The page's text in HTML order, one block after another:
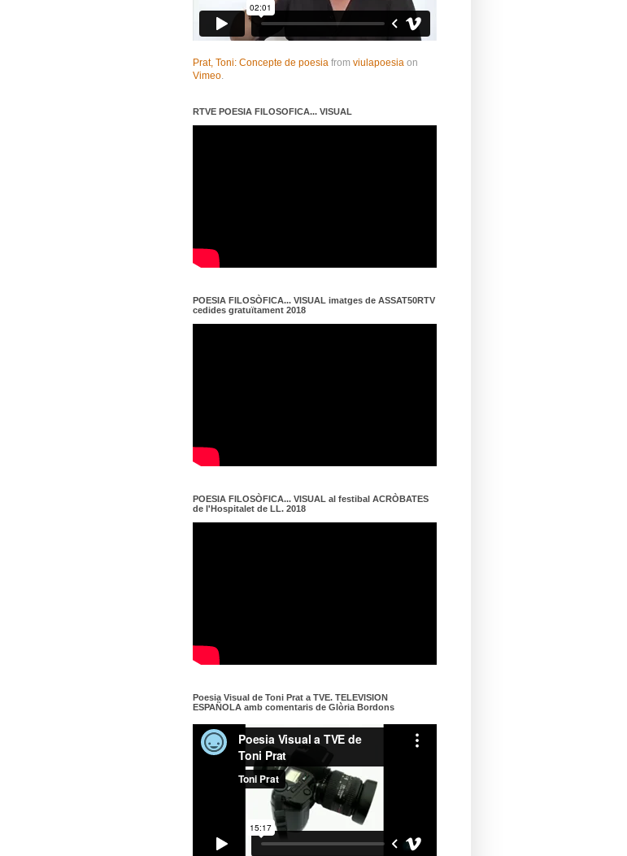
Prat, Toni: Concepte de poesia from viulapoesia on
Vimeo.
RTVE POESIA FILOSOFICA... VISUAL
POESIA FILOSÒFICA... VISUAL imatges de ASSAT50RTV
cedides gratuïtament 2018
POESIA FILOSÒFICA... VISUAL al festibal ACRÒBATES
de l'Hospitalet de LL. 2018
Poesia Visual de Toni Prat a TVE. TELEVISION
ESPAÑOLA amb comentaris de Glòria Bordons